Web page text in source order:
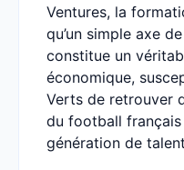
Ventures, la
qu’un simple axe
constitue un
économique,
Verts de retrouver
du football
génération de